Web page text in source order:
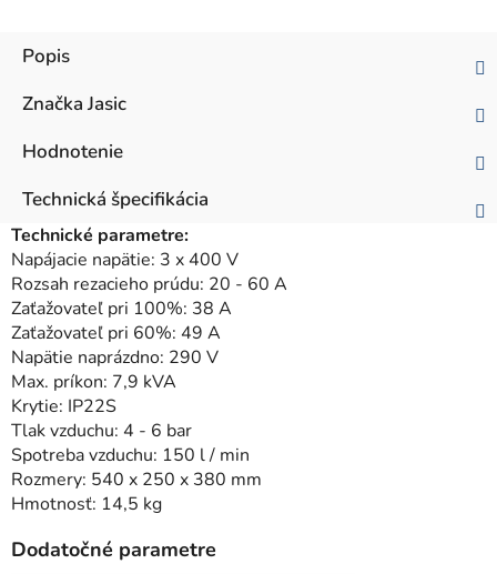
Popis
ZnačkaJasic
Hodnotenie
Technická špecifikácia
Technické parametre:
Napájacie napätie: 3 x 400 V
Rozsah rezacieho prúdu: 20 - 60 A
Zaťažovateľ pri 100%: 38 A
Zaťažovateľ pri 60%: 49 A
Napätie naprázdno: 290 V
Max. príkon: 7,9 kVA
Krytie: IP22S
Tlak vzduchu: 4 - 6 bar
Spotreba vzduchu: 150 l / min
Rozmery: 540 x 250 x 380 mm
Hmotnosť: 14,5 kg
Dodatočné parametre